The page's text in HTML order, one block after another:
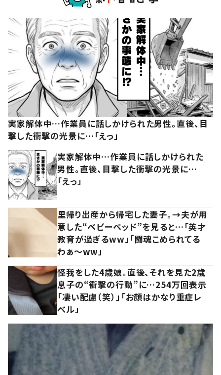
実家解体中…作業員に話しかけられた男性。直後、目
撃した衝撃の光景に…「えっ」
実家解体中…作業員に話しかけられた
男性。直後、目撃した衝撃の光景に…
「えっ」
里帰り出産から帰宅した妻子。→夫が用
意した“ベビーベッド”を見ると…「英才
教育が過ぎるww」「闘魂こめられてる
わぁ～ww」
怪我をした4歳娘。直後、それを見た2歳
息子の“衝撃の行動”に…254万回表示
「凄い配慮（笑）」「お顔はかなり重症レ
ベル」